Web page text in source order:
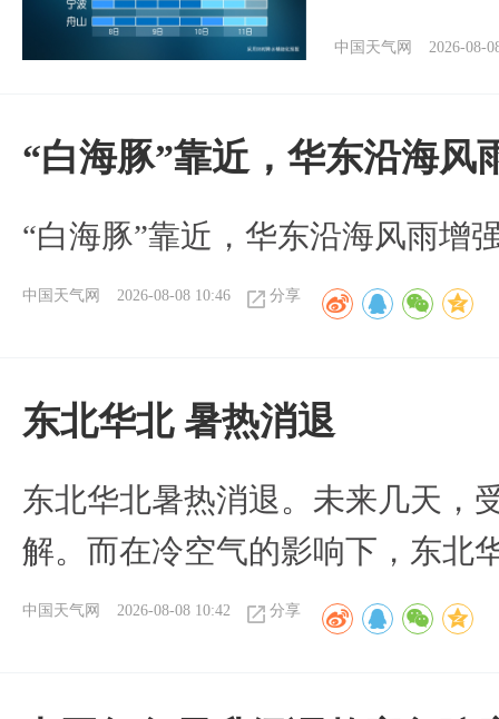
中国天气网 2026-08-
“白海豚”靠近，华东沿海风
“白海豚”靠近，华东沿海风雨增
中国天气网 2026-08-08 10:46 分享
​东北华北 暑热消退
东北华北暑热消退。未来几天，
解。而在冷空气的影响下，东北
中国天气网 2026-08-08 10:42 分享